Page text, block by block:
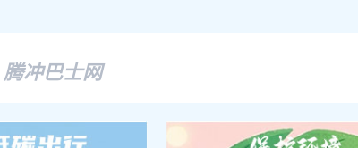
腾冲巴士网